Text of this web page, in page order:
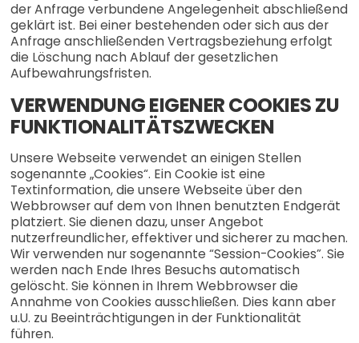
der Anfrage verbundene Angelegenheit abschließend
geklärt ist. Bei einer bestehenden oder sich aus der
Anfrage anschließenden Vertragsbeziehung erfolgt
die Löschung nach Ablauf der gesetzlichen
Aufbewahrungsfristen.
VERWENDUNG EIGENER COOKIES ZU
FUNKTIONALITÄTSZWECKEN
Unsere Webseite verwendet an einigen Stellen
sogenannte „Cookies“. Ein Cookie ist eine
Textinformation, die unsere Webseite über den
Webbrowser auf dem von Ihnen benutzten Endgerät
platziert. Sie dienen dazu, unser Angebot
nutzerfreundlicher, effektiver und sicherer zu machen.
Wir verwenden nur sogenannte “Session-Cookies”. Sie
werden nach Ende Ihres Besuchs automatisch
gelöscht. Sie können in Ihrem Webbrowser die
Annahme von Cookies ausschließen. Dies kann aber
u.U. zu Beeinträchtigungen in der Funktionalität
führen.